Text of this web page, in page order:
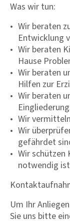
Was wir tun:
Wir beraten
Entwicklung
Wir beraten
Hause
Wir beraten
Hilfen zur
Wir beraten
Wir
Wir
gefährdet
Wir schützen
notwendig
Um Ihr
Sie uns bitte